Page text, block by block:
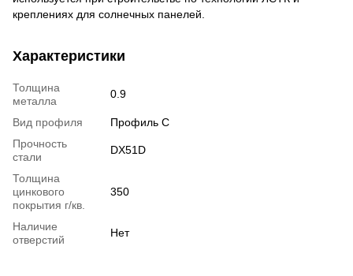
креплениях для солнечных панелей.
Характеристики
Толщина
металла
0.9
Вид профиля
Профиль C
Прочность
стали
DX51D
Толщина
цинкового
покрытия г/кв.
350
Наличие
отверстий
Нет